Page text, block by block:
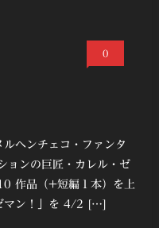
0
ヘンチェコ・ファンタ
ョンの巨匠・カレル・ゼ
作品（+短編１本）を上
マン！」を 4/2 […]